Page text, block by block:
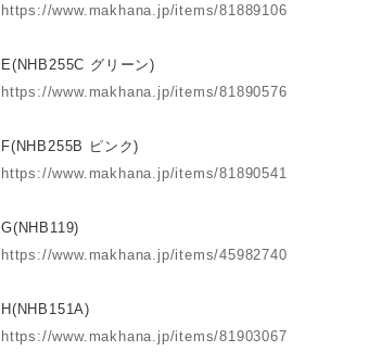
https://www.makhana.jp/items/81889106
E(NHB255C グリーン)
https://www.makhana.jp/items/81890576
F(NHB255B ピンク)
https://www.makhana.jp/items/81890541
G(NHB119)
https://www.makhana.jp/items/45982740
H(NHB151A)
https://www.makhana.jp/items/81903067